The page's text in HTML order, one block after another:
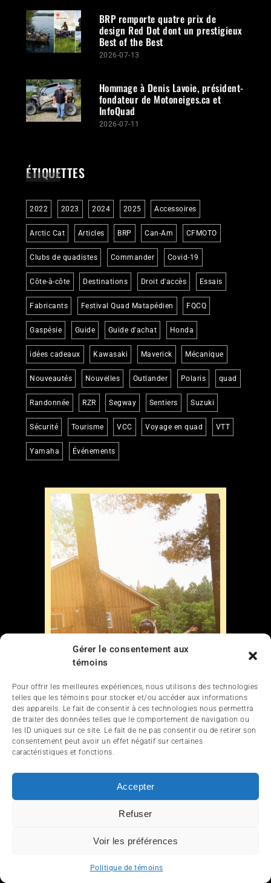
Gérer le consentement aux
témoins
Pour offrir les meilleures expériences, nous utilisons des technologies
telles que les témoins pour stocker et/ou accéder aux informations
des appareils. Le fait de consentir à ces technologies nous permettra
de traiter des données telles que le comportement de navigation ou
les ID uniques sur ce site. Le fait de ne pas consentir ou de retirer son
consentement peut avoir un effet négatif sur certaines
caractéristiques et fonctions.
Accepter
Refuser
Voir les préférences
Politique de témoins
BRP remporte quatre prix de
design Red Dot dont un prestigieux
Best of the Best
2026-07-13
Hommage à Denis Lavoie, président-
fondateur de Motoneiges.ca et
InfoQuad
2026-07-11
ÉTIQUETTES
2022 2023 2024 2025 Accessoires
Arctic Cat Articles BRP Can-Am CFMOTO
Clubs de quadistes Commander Covid-19
Côte-à-côte Destinations Droit d'accès Essais
Fabricants Festival Quad Matapédien FQCQ
Gaspésie Guide Guide d'achat Honda
idées cadeaux Kawasaki Maverick Mécanique
Nouveautés Nouvelles Outlander Polaris quad
Randonnée RZR Segway Sentiers Suzuki
Sécurité Tourisme VCC Voyage en quad VTT
Yamaha Événements